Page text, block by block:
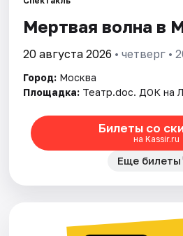
Мертвая волна в
20 августа 2026 • четверг •
Город: Москва
Площадка: Театр.doc. ДОК на
Билеты со
на Kassir.ru
Еще билеты